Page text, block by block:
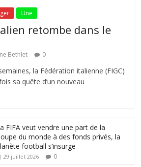
Une
retombe dans le
Bethlet 0
la Fédération italienne (FIGC)
sa quête d’un nouveau
FIFA veut vendre une part de la
du monde à des fonds privés, la
football s’insurge
29 juillet 2026 0